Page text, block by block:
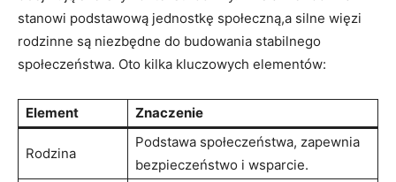
stanowi podstawową jednostkę społeczną,a silne więzi
rodzinne są niezbędne do budowania stabilnego
społeczeństwa. Oto kilka kluczowych elementów:
Element Znaczenie
Rodzina
Podstawa społeczeństwa, zapewnia
bezpieczeństwo i wsparcie.